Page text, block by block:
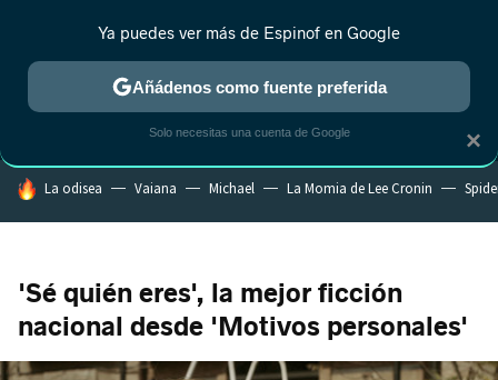
MENÚ NUEVO
ESTRENOS REALITY ANIME RANKINGS CINE
HOY SE HABLA DE
La odisea Vaiana Michael La Momia de Lee Cronin
'Sé quién eres', la mejor ficción
nacional desde 'Motivos personales'
×
Ya puedes ver más de Espinof en Google
Añádenos como fuente preferida
Solo necesitas una cuenta de Google